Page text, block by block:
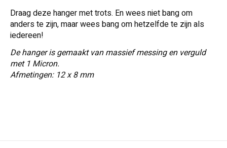
Draag deze hanger met trots. En wees niet bang om
anders te zijn, maar wees bang om hetzelfde te zijn als
iedereen!
De hanger is gemaakt van massief messing en verguld
met 1 Micron.
Afmetingen: 12 x 8 mm